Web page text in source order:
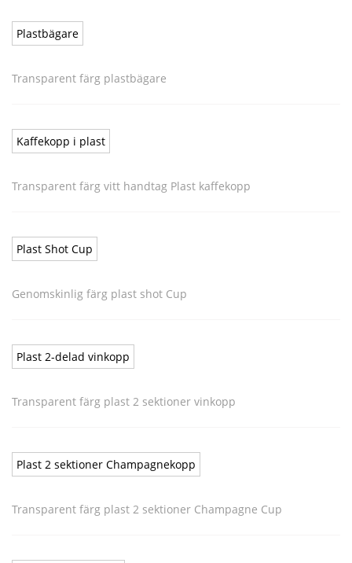
Plastbägare
Transparent färg plastbägare
Kaffekopp i plast
Transparent färg vitt handtag Plast kaffekopp
Plast Shot Cup
Genomskinlig färg plast shot Cup
Plast 2-delad vinkopp
Transparent färg plast 2 sektioner vinkopp
Plast 2 sektioner Champagnekopp
Transparent färg plast 2 sektioner Champagne Cup